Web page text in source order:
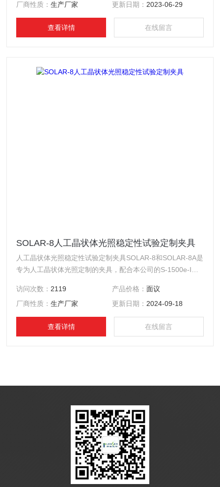
合YY0290.5的相关要求。
厂商性质：生产厂家 更新日期： 2023-06-29
查看详情 在线留言
SOLAR-8人工晶状体光照稳定性试验定制夹具
人工晶状体光照稳定性试验定制夹具SOLAR-8和SOLAR-8A是
专为人工晶状体光照定制的夹具，配合本公司的S-1500e-IOL
待测人工晶状体稳定对着光源接受长时间的照射试验。
访问次数： 2119 产品价格： 面议
厂商性质：生产厂家 更新日期： 2024-09-18
查看详情 在线留言